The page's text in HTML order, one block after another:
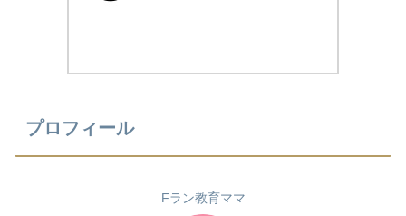
プロフィール
Fラン教育ママ